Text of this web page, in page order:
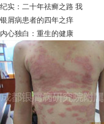
纪实：二十年祛癣之路 我
银屑病患者的四年之痒
内心独白：重生的健康